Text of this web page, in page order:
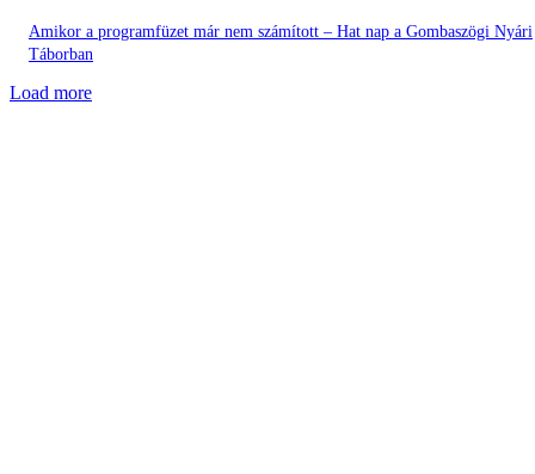
Amikor a programfüzet már nem számított – Hat nap a Gombaszögi Nyári
Táborban
Load more